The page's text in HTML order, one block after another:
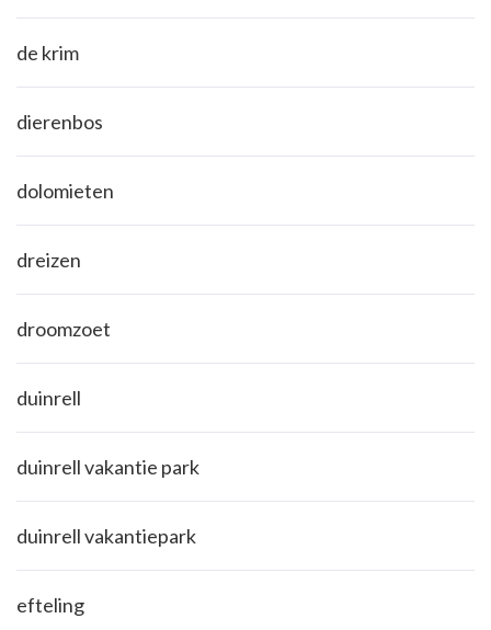
de krim
dierenbos
dolomieten
dreizen
droomzoet
duinrell
duinrell vakantie park
duinrell vakantiepark
efteling